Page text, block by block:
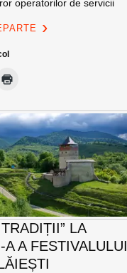
operatorilor de servicii
LA
A FESTIVALULUI